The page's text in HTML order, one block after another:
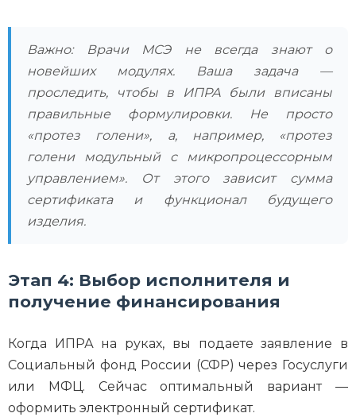
Важно: Врачи МСЭ не всегда знают о
новейших модулях. Ваша задача —
проследить, чтобы в ИПРА были вписаны
правильные формулировки. Не просто
«протез голени», а, например, «протез
голени модульный с микропроцессорным
управлением». От этого зависит сумма
сертификата и функционал будущего
изделия.
Этап 4: Выбор исполнителя и
получение финансирования
Когда ИПРА на руках, вы подаете заявление в
Социальный фонд России (СФР) через Госуслуги
или МФЦ. Сейчас оптимальный вариант —
оформить электронный сертификат.